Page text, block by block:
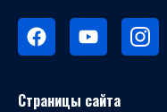
Страницы сайта